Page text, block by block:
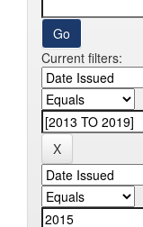
Current filters: